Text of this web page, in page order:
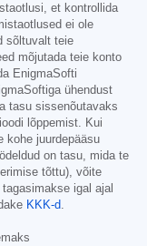
et kontrollida
ei ole
sõltuvalt teie
mõjutada teie konto
EnigmaSofti
ühendust
tasu sissenõutavaks
lõppemist. Kui
kohe juurdepääsu
on tasu, mida te
tõttu), võite
igal ajal
KKK-d